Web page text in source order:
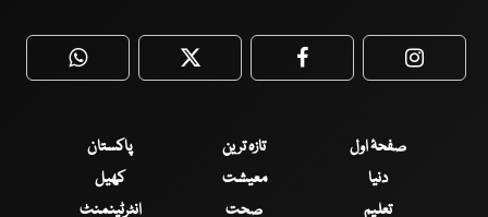
WhatsApp Twitter Facebook
صفحۂ اول تازہ ترین
پاکستان
دنیا
معیشت
کھیل
تعلیم
صحت انٹرٹینمنٹ